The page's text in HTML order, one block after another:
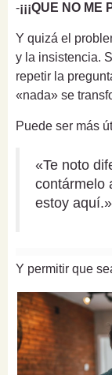
-¡¡¡QUE NO
Y quizá el
y la insistencia.
repetir la
«nada» se
Puede ser más
«Te noto
contármelo
estoy aquí.»
Y permitir que